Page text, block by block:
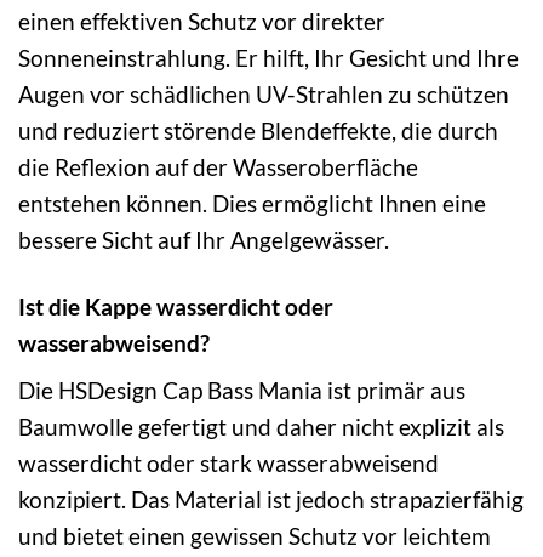
einen effektiven Schutz vor direkter
Sonneneinstrahlung. Er hilft, Ihr Gesicht und Ihre
Augen vor schädlichen UV-Strahlen zu schützen
und reduziert störende Blendeffekte, die durch
die Reflexion auf der Wasseroberfläche
entstehen können. Dies ermöglicht Ihnen eine
bessere Sicht auf Ihr Angelgewässer.
Ist die Kappe wasserdicht oder
wasserabweisend?
Die HSDesign Cap Bass Mania ist primär aus
Baumwolle gefertigt und daher nicht explizit als
wasserdicht oder stark wasserabweisend
konzipiert. Das Material ist jedoch strapazierfähig
und bietet einen gewissen Schutz vor leichtem